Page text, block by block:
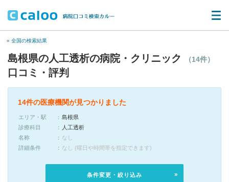
« 全国の検索結果
島根県の人工透析の病院・クリニック （14件）
口コミ・評判
14件の医療機関が見つかりました
エリア・駅
島根県
診療科目
人工透析
名称
なし
詳細条件
なし (曜日や時間帯を指定できます)
条件変更・絞り込み